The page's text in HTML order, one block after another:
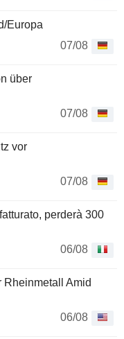
Europa
07/08
über
07/08
vor
07/08
perderà 300
06/08
Rheinmetall Amid
06/08